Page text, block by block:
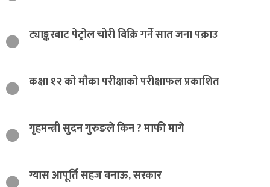
ट्याङ्करबाट पेट्रोल चोरी विक्रि गर्ने सात जना पक्राउ
कक्षा १२ को मौका परीक्षाको परीक्षाफल प्रकाशित
गृहमन्त्री सुदन गुरुङले किन ? माफी मागे
ग्यास आपूर्ति सहज बनाऊ, सरकार